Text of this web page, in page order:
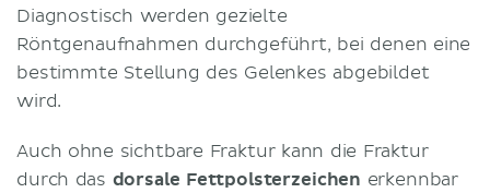
Diagnostisch werden gezielte
Röntgenaufnahmen durchgeführt, bei denen eine
bestimmte Stellung des Gelenkes abgebildet
wird.
Auch ohne sichtbare Fraktur kann die Fraktur
durch das dorsale Fettpolsterzeichen erkennbar